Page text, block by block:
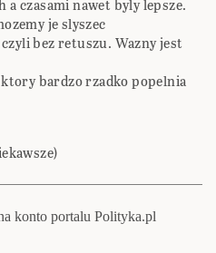
czasami nawet byly lepsze.
je slyszec
bez retuszu. Wazny jest
bardzo rzadko popelnia
konto portalu Polityka.pl